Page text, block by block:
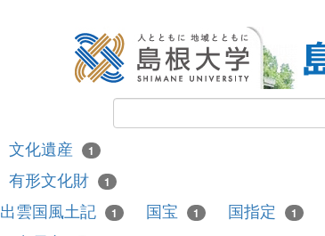
文化遺産 1
有形文化財 1
出雲国風土記 1 国宝 1 国指定 1